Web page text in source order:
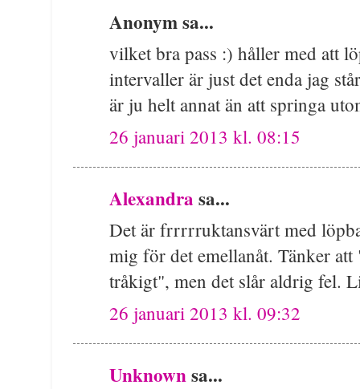
Anonym sa...
vilket bra pass :) håller med att
intervaller är just det enda jag
är ju helt annat än att springa
26 januari 2013 kl. 08:15
Alexandra sa...
Det är frrrrruktansvärt med
mig för det emellanåt. Tänker
tråkigt", men det slår aldrig fel.
26 januari 2013 kl. 09:32
Unknownsa...